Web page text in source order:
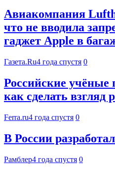
Авиакомпания
что не вводила
гаджет Apple в
Газета.Ru4 года спустя 0
Российские учёные
как сделать взгляд
Ferra.ru4 года спустя 0
В России
Рамблер4 года спустя 0